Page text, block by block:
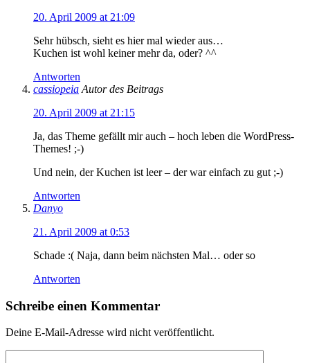
20. April 2009 at 21:09
Sehr hübsch, sieht es hier mal wieder aus…
Kuchen ist wohl keiner mehr da, oder? ^^
Antworten
cassiopeia Autor des Beitrags
20. April 2009 at 21:15
Ja, das Theme gefällt mir auch – hoch leben die WordPress-
Themes! ;-)
Und nein, der Kuchen ist leer – der war einfach zu gut ;-)
Antworten
Danyo
21. April 2009 at 0:53
Schade :( Naja, dann beim nächsten Mal… oder so
Antworten
Schreibe einen Kommentar
Deine E-Mail-Adresse wird nicht veröffentlicht.